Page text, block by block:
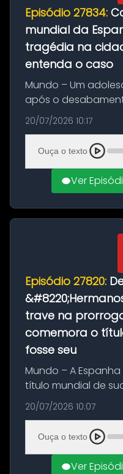
Episódio 27834:
mundial da
tragédia na
entenda o caso
Mundo – Um
após o
as comemorações
Mundo
Ciudad Rodrigo,
no...
20/07/2026 10:17
Ouça o texto
Ver
Episódio 27820:
trave na
comemora o
fosse seu
Mundo – A
título mundial de
Argentina por 1 a 0,
decisão da Copa
de um duelo sem
20/07/2026 10:07
Ouça o texto
Ver